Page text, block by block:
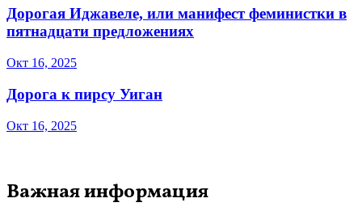
Дорогая Иджавеле, или манифест феминистки в
пятнадцати предложениях
Окт 16, 2025
Дорога к пирсу Уиган
Окт 16, 2025
Важная информация